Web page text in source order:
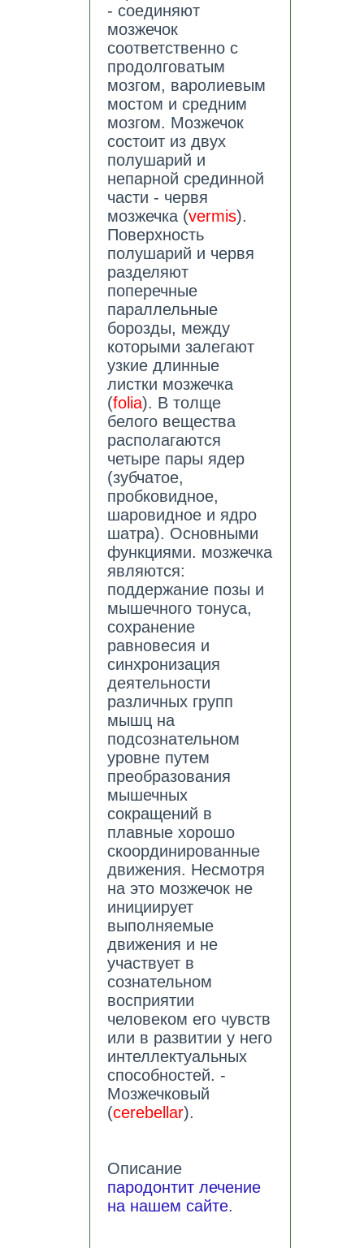
- соединяют
мозжечок
соответственно с
продолговатым
мозгом, варолиевым
мостом и средним
мозгом. Мозжечок
состоит из двух
полушарий и
непарной срединной
части - червя
мозжечка (vermis).
Поверхность
полушарий и червя
разделяют
поперечные
параллельные
борозды, между
которыми залегают
узкие длинные
листки мозжечка
(folia). В толще
белого вещества
располагаются
четыре пары ядер
(зубчатое,
пробковидное,
шаровидное и ядро
шатра). Основными
функциями. мозжечка
являются:
поддержание позы и
мышечного тонуса,
сохранение
равновесия и
синхронизация
деятельности
различных групп
мышц на
подсознательном
уровне путем
преобразования
мышечных
сокращений в
плавные хорошо
скоординированные
движения. Несмотря
на это мозжечок не
инициирует
выполняемые
движения и не
участвует в
сознательном
восприятии
человеком его чувств
или в развитии у него
интеллектуальных
способностей. -
Мозжечковый
(cerebellar).
Описание
пародонтит лечение
на нашем сайте.